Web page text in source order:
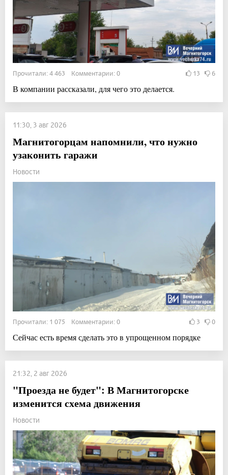
Прочитали: 4 463 Комментарии: 0 13 6
В компании рассказали, для чего это делается.
11:30, 3 авг 2026
Магнитогорцам напомнили, что нужно
узаконить гаражи
Новости
Прочитали: 1 075 Комментарии: 0 3 0
Сейчас есть время сделать это в упрощенном порядке
21:32, 2 авг 2026
"Проезда не будет": В Магнитогорске
изменится схема движения
Новости